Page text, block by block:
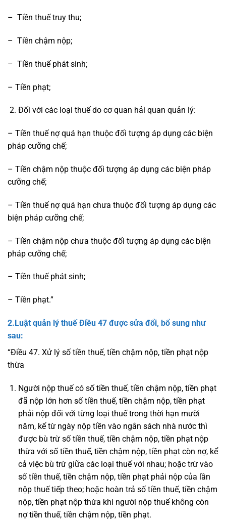
– Tiền thuế truy thu;
– Tiền chậm nộp;
– Tiền thuế phát sinh;
– Tiền phạt;
Đối với các loại thuế do cơ quan hải quan quản lý:
– Tiền thuế nợ quá hạn thuộc đối tượng áp dụng các biện
pháp cưỡng chế;
– Tiền chậm nộp thuộc đối tượng áp dụng các biện pháp
cưỡng chế;
– Tiền thuế nợ quá hạn chưa thuộc đối tượng áp dụng các
biện pháp cưỡng chế;
– Tiền chậm nộp chưa thuộc đối tượng áp dụng các biện
pháp cưỡng chế;
– Tiền thuế phát sinh;
– Tiền phạt.”
2.Luật quản lý thuếĐiều 47 được sửa đổi, bổ sung như
sau:
“Điều 47. Xử lý số tiền thuế, tiền chậm nộp, tiền phạt nộp
thừa
Người nộp thuế có số tiền thuế, tiền chậm nộp, tiền phạt
đã nộp lớn hơn số tiền thuế, tiền chậm nộp, tiền phạt
phải nộp đối với từng loại thuế trong thời hạn mười
năm, kể từ ngày nộp tiền vào ngân sách nhà nước thì
được bù trừ số tiền thuế, tiền chậm nộp, tiền phạt nộp
thừa với số tiền thuế, tiền chậm nộp, tiền phạt còn nợ, kể
cả việc bù trừ giữa các loại thuế với nhau; hoặc trừ vào
số tiền thuế, tiền chậm nộp, tiền phạt phải nộp của lần
nộp thuế tiếp theo; hoặc hoàn trả số tiền thuế, tiền chậm
nộp, tiền phạt nộp thừa khi người nộp thuế không còn
nợ tiền thuế, tiền chậm nộp, tiền phạt.